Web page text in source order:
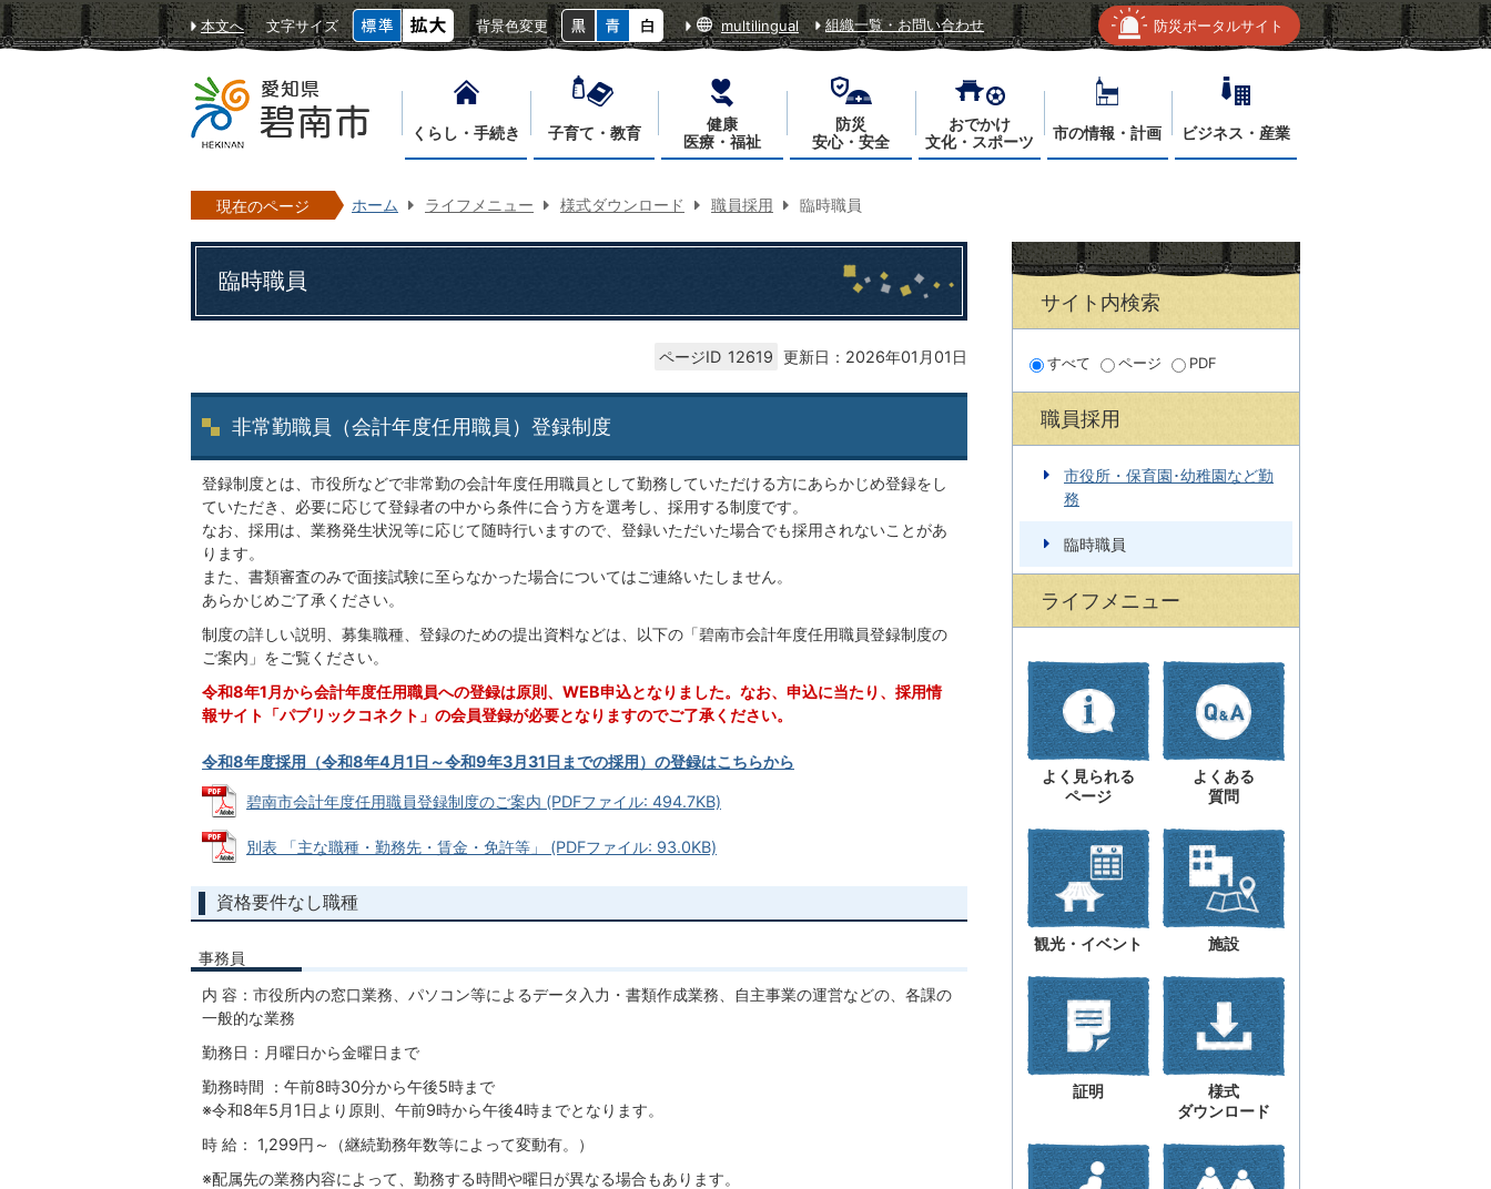
本文へ 文字サイズ 背景色変更 multilingual 組織一覧・お問い合わせ 防災ポータルサイト
くらし・手続き 子育て・教育
健康
医療・福祉
防災
安心・安全
おでかけ
文化・スポーツ
市の情報・計画 ビジネス・産業
現在のページ ホーム ライフメニュー 様式ダウンロード 職員採用 臨時職員
臨時職員
ページID 12619 更新日：2026年01月01日
非常勤職員（会計年度任用職員）登録制度
登録制度とは、市役所などで非常勤の会計年度任用職員として勤務していただける方にあらかじめ登録をし
ていただき、必要に応じて登録者の中から条件に合う方を選考し、採用する制度です。
なお、採用は、業務発生状況等に応じて随時行いますので、登録いただいた場合でも採用されないことがあ
ります。
また、書類審査のみで面接試験に至らなかった場合についてはご連絡いたしません。
あらかじめご了承ください。
制度の詳しい説明、募集職種、登録のための提出資料などは、以下の「碧南市会計年度任用職員登録制度の
ご案内」をご覧ください。
令和8年1月から会計年度任用職員への登録は原則、WEB申込となりました。なお、申込に当たり、採用情
報サイト「パブリックコネクト」の会員登録が必要となりますのでご了承ください。
令和8年度採用（令和8年4月1日～令和9年3月31日までの採用）の登録はこちらから
碧南市会計年度任用職員登録制度のご案内 (PDFファイル: 494.7KB)
別表 「主な職種・勤務先・賃金・免許等」 (PDFファイル: 93.0KB)
資格要件なし職種
事務員
内 容：市役所内の窓口業務、パソコン等によるデータ入力・書類作成業務、自主事業の運営などの、各課の
一般的な業務
勤務日：月曜日から金曜日まで
勤務時間 ：午前8時30分から午後5時まで
※令和8年5月1日より原則、午前9時から午後4時までとなります。
時 給： 1,299円～（継続勤務年数等によって変動有。）
※配属先の業務内容によって、勤務する時間や曜日が異なる場合もあります。
サイト内検索
すべて ページ PDF
職員採用
市役所・保育園･幼稚園など勤
務
臨時職員
ライフメニュー
よく見られる
ページ
よくある
質問
観光・イベント 施設
証明
様式
ダウンロード